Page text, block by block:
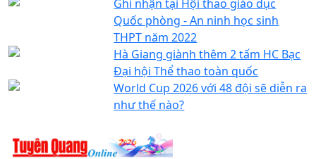
Ghi nhận tại Hội thao giáo dục
Quốc phòng - An ninh học sinh
THPT năm 2022
Hà Giang giành thêm 2 tấm HC Bạc
Đại hội Thể thao toàn quốc
World Cup 2026 với 48 đội sẽ diễn ra
như thế nào?